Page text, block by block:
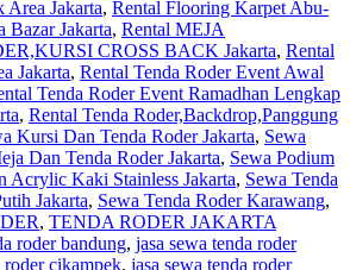
Area Jakarta, Rental Flooring Karpet Abu-
Bazar Jakarta, Rental MEJA
CROSS BACK Jakarta, Rental
Jakarta, Rental Tenda Roder Event Awal
Tenda Roder Event Ramadhan Lengkap
, Rental Tenda Roder,Backdrop,Panggung
Kursi Dan Tenda Roder Jakarta, Sewa
Dan Tenda Roder Jakarta, Sewa Podium
Kaki Stainless Jakarta, Sewa Tenda
Jakarta, Sewa Tenda Roder Karawang,
, TENDA RODER JAKARTA
roder bandung, jasa sewa tenda roder
roder cikampek, jasa sewa tenda roder